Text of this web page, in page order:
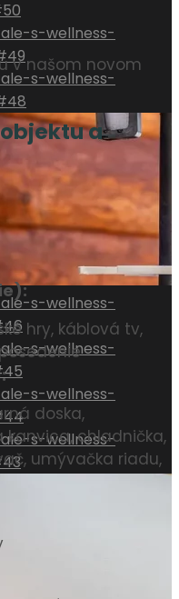
v našom novom
a
hry, káblová tv,
doska,
kanvica, chladnička,
umývačka riadu,